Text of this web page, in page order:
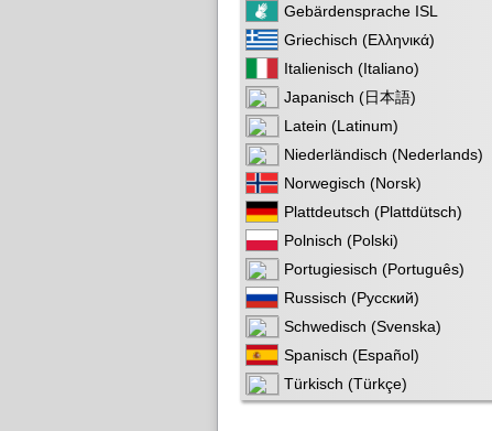
Gebärdensprache ISL
Griechisch (Ελληνικά)
Italienisch (Italiano)
Japanisch (日本語)
Latein (Latinum)
Niederländisch (Nederlands)
Norwegisch (Norsk)
Plattdeutsch (Plattdütsch)
Polnisch (Polski)
Portugiesisch (Português)
Russisch (Русский)
Schwedisch (Svenska)
Spanisch (Español)
Türkisch (Türkçe)